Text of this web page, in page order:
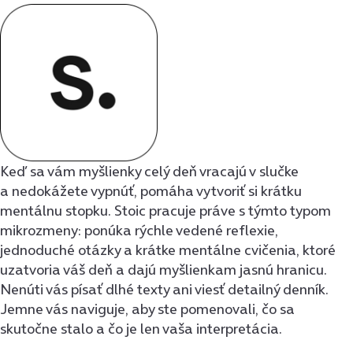
Keď sa vám myšlienky celý deň vracajú v slučke
a nedokážete vypnúť, pomáha vytvoriť si krátku
mentálnu stopku. Stoic pracuje práve s týmto typom
mikrozmeny: ponúka rýchle vedené reflexie,
jednoduché otázky a krátke mentálne cvičenia, ktoré
uzatvoria váš deň a dajú myšlienkam jasnú hranicu.
Nenúti vás písať dlhé texty ani viesť detailný denník.
Jemne vás naviguje, aby ste pomenovali, čo sa
skutočne stalo a čo je len vaša interpretácia.